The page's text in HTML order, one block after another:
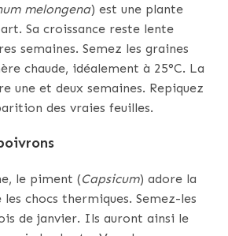
melongena) est une plante
Sa croissance reste lente
semaines. Semez les graines
chaude, idéalement à 25°C. La
une et deux semaines. Repiquez
des vraies feuilles.
le piment (Capsicum) adore la
chocs thermiques. Semez-les
de janvier. Ils auront ainsi le